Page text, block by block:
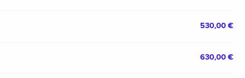
530,00 €
630,00 €